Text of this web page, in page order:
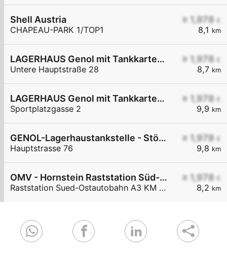
≥ 1,978 €
8,1 km
Shell Austria
CHAPEAU-PARK 1/TOP1
≥ 1,978 €
8,7 km
LAGERHAUS Genol mit Tankkartensystem
Untere Hauptstraße 28
≥ 1,978 €
9,9 km
LAGERHAUS Genol mit Tankkartensystem
Sportplatzgasse 2
≥ 1,978 €
9,8 km
GENOL-Lagerhaustankstelle - Stöttera
Hauptstrasse 76
≥ 1,978 €
8,2 km
OMV - Hornstein Raststation Süd-Ostautobahn A3 KM 27,6
Raststation Sued-Ostautobahn A3 KM 27,6